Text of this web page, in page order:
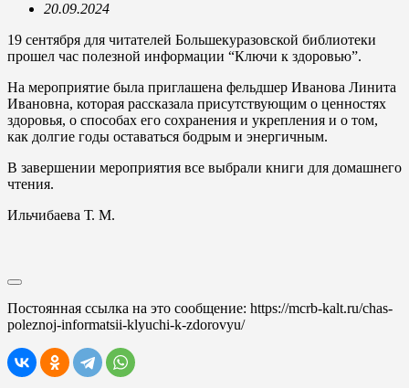
20.09.2024
19 сентября для читателей Большекуразовской библиотеки
прошел час полезной информации “Ключи к здоровью”.
На мероприятие была приглашена фельдшер Иванова Линита
Ивановна, которая рассказала присутствующим о ценностях
здоровья, о способах его сохранения и укрепления и о том,
как долгие годы оставаться бодрым и энергичным.
В завершении мероприятия все выбрали книги для домашнего
чтения.
Ильчибаева Т. М.
Постоянная ссылка на это сообщение: https://mcrb-kalt.ru/chas-
poleznoj-informatsii-klyuchi-k-zdorovyu/